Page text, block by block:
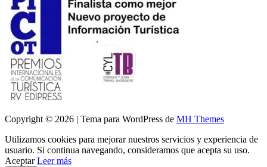
Copyright © 2026 | Tema para WordPress de MH Themes
Utilizamos cookies para mejorar nuestros servicios y experiencia de
usuario. Si continua navegando, consideramos que acepta su uso.
Aceptar Leer más